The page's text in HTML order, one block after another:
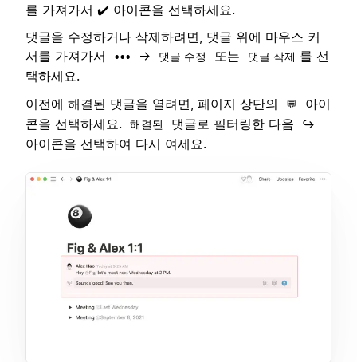
를 가져가서 ✔️ 아이콘을 선택하세요.
댓글을 수정하거나 삭제하려면, 댓글 위에 마우스 커
서를 가져가서
••• → 댓글 수정 또는 댓글 삭제 를 선
택하세요.
이전에 해결된 댓글을 열려면, 페이지 상단의
💬
아이
콘을 선택하세요. 해결된 댓글로 필터링한 다음 ↪️
아이콘을 선택하여 다시 여세요.